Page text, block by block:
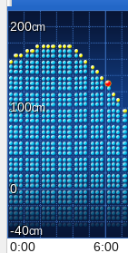
200
100
0
-40
0:00
6:00